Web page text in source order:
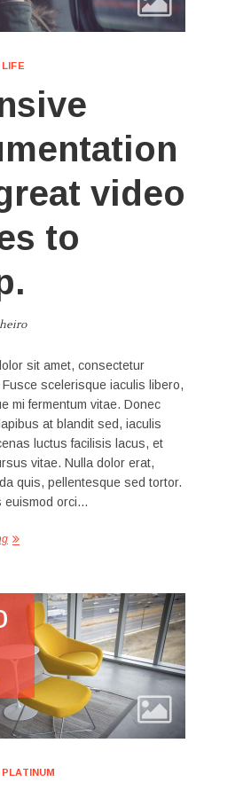
LIFE
video
to
sit amet, consectetur
scelerisque iaculis libero,
mi fermentum vitae. Donec
at blandit sed, iaculis
luctus facilisis lacus, et
vitae. Nulla dolor erat,
quis, pellentesque sed tortor.
euismod orci…
PLATINUM